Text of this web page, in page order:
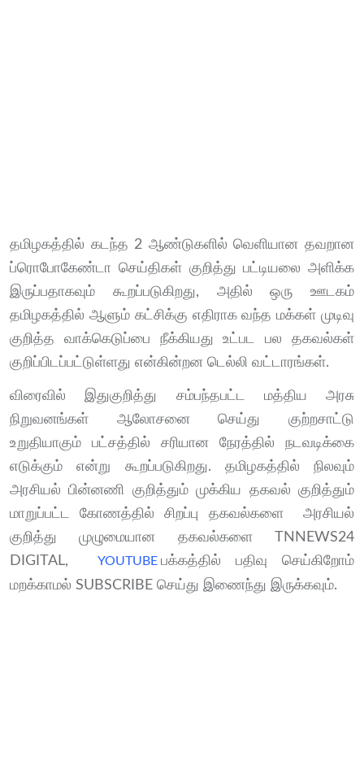
தமிழகத்தில் கடந்த 2 ஆண்டுகளில் வெளியான தவறான
ப்ரொபோகேண்டா செய்திகள் குறித்து பட்டியலை அளிக்க
இருப்பதாகவும் கூறப்படுகிறது, அதில் ஒரு ஊடகம்
தமிழகத்தில் ஆளும் கட்சிக்கு எதிராக வந்த மக்கள் முடிவு
குறித்த வாக்கெடுப்பை நீக்கியது உட்பட பல தகவல்கள்
குறிப்பிடப்பட்டுள்ளது என்கின்றன டெல்லி வட்டாரங்கள்.
விரைவில் இதுகுறித்து சம்பந்தபட்ட மத்திய அரசு
நிறுவனங்கள் ஆலோசனை செய்து குற்றசாட்டு
உறுதியாகும் பட்சத்தில் சரியான நேரத்தில் நடவடிக்கை
எடுக்கும் என்று கூறப்படுகிறது. தமிழகத்தில் நிலவும்
அரசியல் பின்னணி குறித்தும் முக்கிய தகவல் குறித்தும்
மாறுப்பட்ட கோணத்தில் சிறப்பு தகவல்களை அரசியல்
குறித்து முழுமையான தகவல்களை TNNEWS24
DIGITAL, YOUTUBE பக்கத்தில் பதிவு செய்கிறோம்
மறக்காமல் SUBSCRIBE செய்து இணைந்து இருக்கவும்.